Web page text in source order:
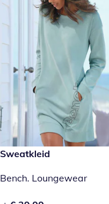
€ 39,99
Sweatkleid
Bench. Loungewear